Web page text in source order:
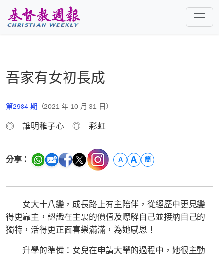
吾家有女初長成
第2984 期 （2021 年 10 月 31 日）
◎ 誰明稚子心 ◎ 彩虹
分享： A A 簡
女大十八變，成長路上有主陪伴，從經歷中更見變
得更靠主，認識在主裏的價值及瞭解自己並接納自己的
獨特，活得更正面喜樂滿滿，為她感恩！
升學的準備：女兒在申請大學的過程中，她很主動